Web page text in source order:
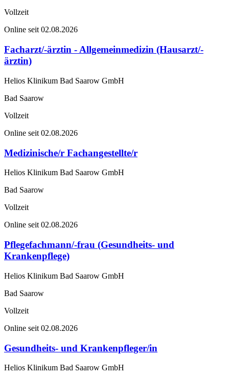
Vollzeit
Online seit 02.08.2026
Facharzt/-ärztin - Allgemeinmedizin (Hausarzt/-
ärztin)
Helios Klinikum Bad Saarow GmbH
Bad Saarow
Vollzeit
Online seit 02.08.2026
Medizinische/r Fachangestellte/r
Helios Klinikum Bad Saarow GmbH
Bad Saarow
Vollzeit
Online seit 02.08.2026
Pflegefachmann/-frau (Gesundheits- und
Krankenpflege)
Helios Klinikum Bad Saarow GmbH
Bad Saarow
Vollzeit
Online seit 02.08.2026
Gesundheits- und Krankenpfleger/in
Helios Klinikum Bad Saarow GmbH